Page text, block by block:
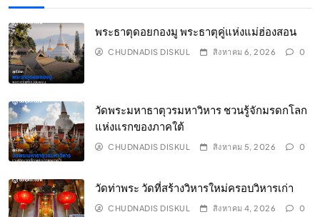
พระธาตุดอยกองมู พระธาตุคู่แห่งแม่ฮ่องสอน
CHUDNADIS DISKUL สิงหาคม 6, 2026 0
วัดพระมหาธาตุวรมหาวิหาร ชวนรู้จักมรดกโลก
แห่งแรกของภาคใต้
CHUDNADIS DISKUL สิงหาคม 5, 2026 0
วัดท่าพระ วัดที่สร้างวิหารใหม่ครอบวิหารเก่า
CHUDNADIS DISKUL สิงหาคม 4, 2026 0